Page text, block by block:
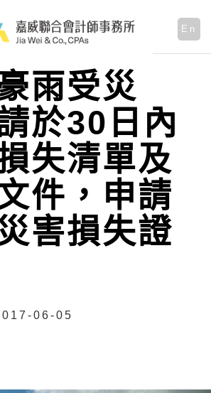
En
雨受災
於30日內
失清單及
件，申請
害損失證
06-05